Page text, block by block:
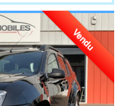
Vendu